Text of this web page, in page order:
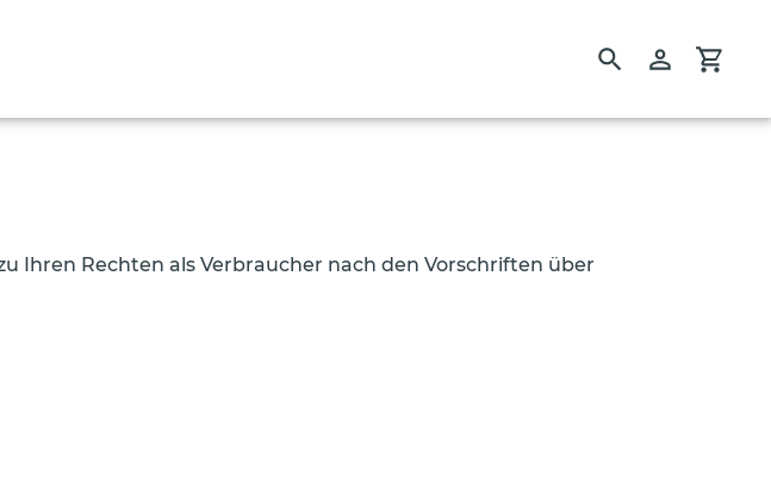
SuchenEinloggen
Ihren Rechten als Verbraucher nach den Vorschriften über